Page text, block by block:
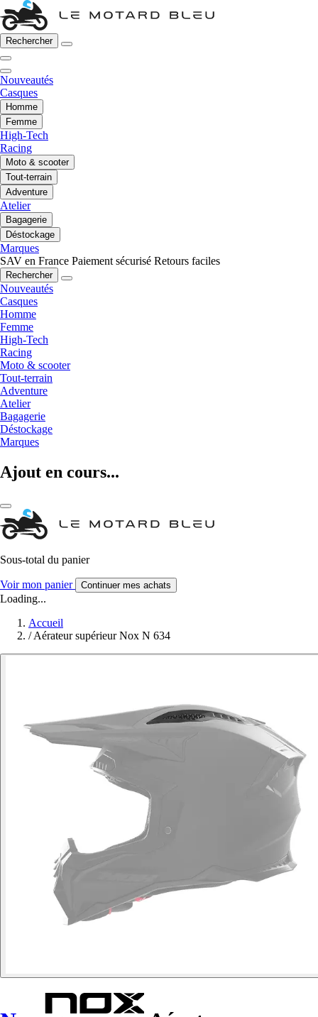
Rechercher
Nouveautés
Casques
Homme
Femme
High-Tech
Racing
Moto & scooter
Tout-terrain
Adventure
Atelier
Bagagerie
Déstockage
Marques
SAV en France Paiement sécurisé Retours faciles
Rechercher
Nouveautés
Casques
Homme
Femme
High-Tech
Racing
Moto & scooter
Tout-terrain
Adventure
Atelier
Bagagerie
Déstockage
Marques
Ajout en cours...
Sous-total du panier
Voir mon panier Continuer mes achats
Loading...
Accueil
/ Aérateur supérieur Nox N 634